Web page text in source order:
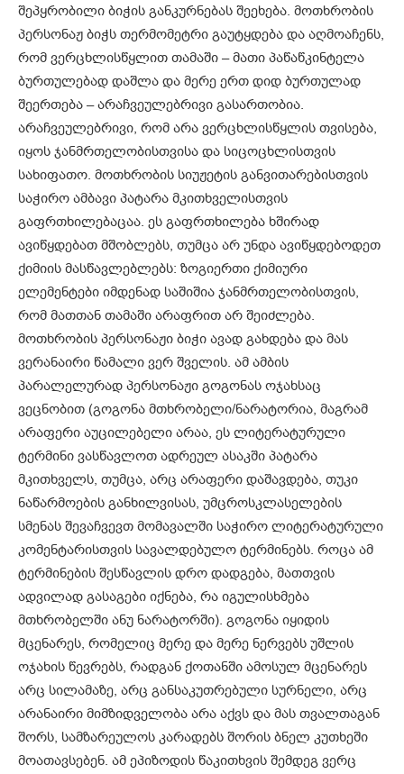
შეპყრობილი ბიჭის განკურნებას შეეხება. მოთხრობის
პერსონაჟ ბიჭს თერმომეტრი გაუტყდება და აღმოაჩენს,
რომ ვერცხლისწყლით თამაში – მათი პაწაწკინტელა
ბურთულებად დაშლა და მერე ერთ დიდ ბურთულად
შეერთება – არაჩვეულებრივი გასართობია.
არაჩვეულებრივი, რომ არა ვერცხლისწყლის თვისება,
იყოს ჯანმრთელობისთვისა და სიცოცხლისთვის
სახიფათო. მოთხრობის სიუჟეტის განვითარებისთვის
საჭირო ამბავი პატარა მკითხველისთვის
გაფრთხილებაცაა. ეს გაფრთხილება ხშირად
ავიწყდებათ მშობლებს, თუმცა არ უნდა ავიწყდებოდეთ
ქიმიის მასწავლებლებს: ზოგიერთი ქიმიური
ელემენტები იმდენად საშიშია ჯანმრთელობისთვის,
რომ მათთან თამაში არაფრით არ შეიძლება.
მოთხრობის პერსონაჟი ბიჭი ავად გახდება და მას
ვერანაირი წამალი ვერ შველის. ამ ამბის
პარალელურად პერსონაჟი გოგონას ოჯახსაც
ვეცნობით (გოგონა მთხრობელი/ნარატორია, მაგრამ
არაფერი აუცილებელი არაა, ეს ლიტერატურული
ტერმინი ვასწავლოთ ადრეულ ასაკში პატარა
მკითხველს, თუმცა, არც არაფერი დაშავდება, თუკი
ნაწარმოების განხილვისას, უმცროსკლასელების
სმენას შევაჩვევთ მომავალში საჭირო ლიტერატურული
კომენტარისთვის სავალდებულო ტერმინებს. როცა ამ
ტერმინების შესწავლის დრო დადგება, მათთვის
ადვილად გასაგები იქნება, რა იგულისხმება
მთხრობელში ანუ ნარატორში). გოგონა იყიდის
მცენარეს, რომელიც მერე და მერე ნერვებს უშლის
ოჯახის წევრებს, რადგან ქოთანში ამოსულ მცენარეს
არც სილამაზე, არც განსაკუთრებული სურნელი, არც
არანაირი მიმზიდველობა არა აქვს და მას თვალთაგან
შორს, სამზარეულოს კარადებს შორის ბნელ კუთხეში
მოათავსებენ. ამ ეპიზოდის წაკითხვის შემდეგ ვერც